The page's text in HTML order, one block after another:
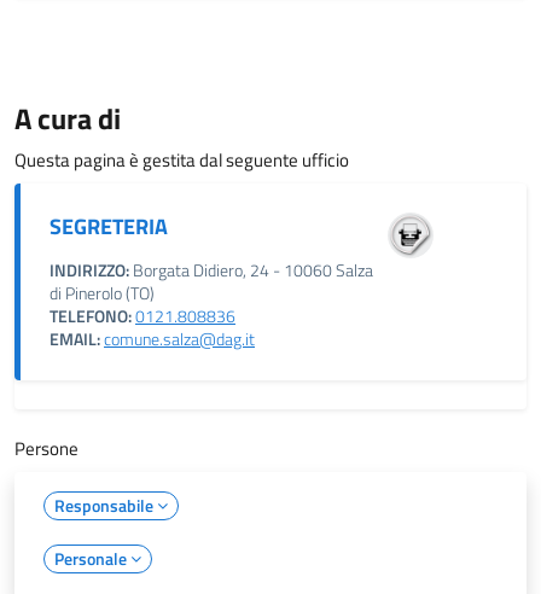
A cura di
Questa pagina è gestita dal seguente ufficio
SEGRETERIA
INDIRIZZO:Borgata Didiero, 24 - 10060 Salza
di Pinerolo (TO)
TELEFONO:0121.808836
EMAIL:comune.salza@dag.it
Persone
Responsabile
Personale